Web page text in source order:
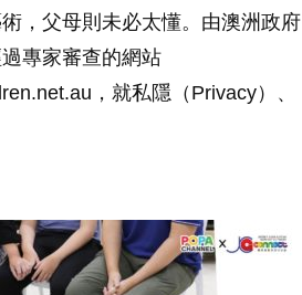
，父母則未必太懂。由澳洲政府
專家審查的網站
，就私隱（Privacy）、